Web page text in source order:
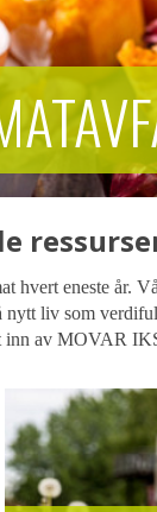
hvert eneste år.
liv som
inn av MOVAR